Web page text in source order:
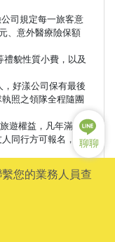
司規定每一旅客意
、意外醫療險保額
貌性質小費，以及
好漾公司保有最後
照之領隊全程隨團
遊權益，凡年滿70
同行方可報名，不
伴參加。若單人報
好漾旅遊將協助安
差額，若無法調整
之房價差」，而不
您的業務人員查
聊聊